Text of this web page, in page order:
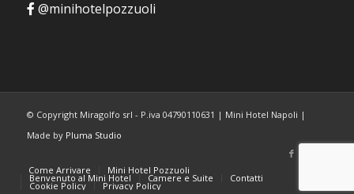
@minihotelpozzuoli
© Copyright Miragolfo srl - P.iva 04790110631 | Mini Hotel Napoli |
Made by Pluma Studio
Come Arrivare Mini Hotel Pozzuoli
Benvenuto al Mini Hotel Camere e Suite Contatti
Cookie Policy Privacy Policy